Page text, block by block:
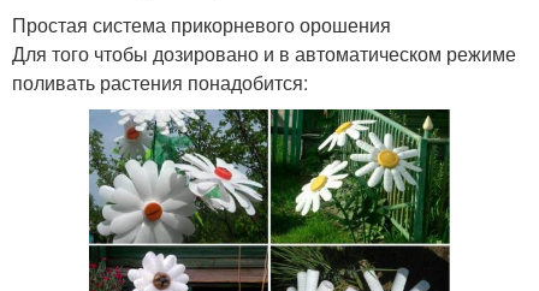
Простая система прикорневого орошения
Для того чтобы дозировано и в автоматическом режиме
поливать растения понадобится: